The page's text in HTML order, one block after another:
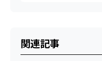
関連記事